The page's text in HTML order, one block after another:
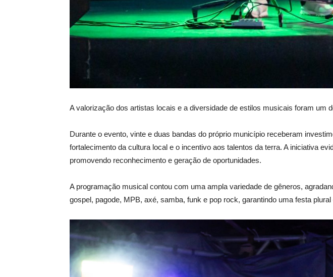
A valorização dos artistas locais e a diversidade de estilos musicais foram um
Durante o evento, vinte e duas bandas do próprio município receberam
fortalecimento da cultura local e o incentivo aos talentos da terra. A iniciativa
promovendo reconhecimento e geração de oportunidades.
A programação musical contou com uma ampla variedade de gêneros,
gospel, pagode, MPB, axé, samba, funk e pop rock, garantindo uma festa